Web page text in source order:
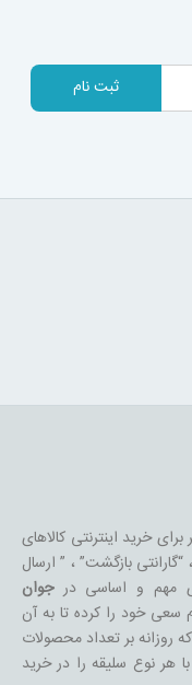
ثبت نام
خرید اینترنتی کالاهای
بازگشت” ، ” ارسال
مهم و اساسی درجوان
خود را کرده تا به آن
روزانه بر تعداد محصولات
هر نوع سلیقه را در خرید